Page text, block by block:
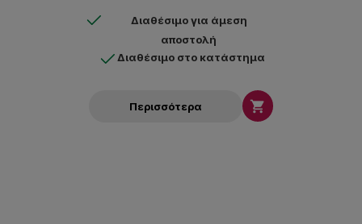
Διαθέσιμο για άμεση
αποστολή
Διαθέσιμο στο κατάστημα
Περισσότερα 